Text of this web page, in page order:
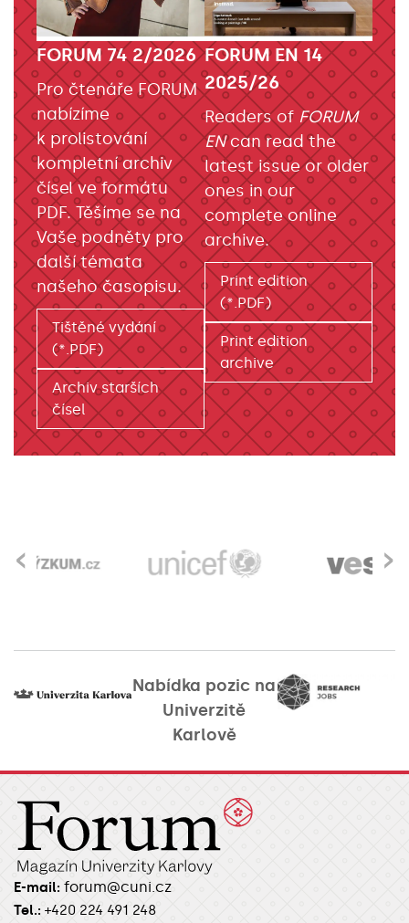
FORUM 74 2/2026
Pro čtenáře FORUM
nabízíme
k prolistování
kompletní archiv
čísel ve formátu
PDF. Těšíme se na
Vaše podněty pro
další témata
našeho časopisu.
Tištěné vydání
(*.PDF)
Archiv starších
čísel
FORUM EN 14
2025/26
Readers of FORUM
ENcan read the
latest issue or older
ones in our
complete online
archive.
Print edition
(*.PDF)
Print edition
archive
›
‹
Nabídka pozic na
Univerzitě
Karlově
E-mail: forum@cuni.cz
Tel.: +420 224 491 248